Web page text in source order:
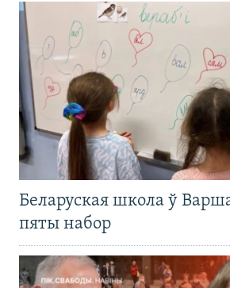
Беларуская школа ў
пяты набор